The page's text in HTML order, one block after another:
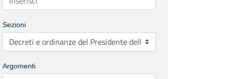
Sezioni
Argomenti